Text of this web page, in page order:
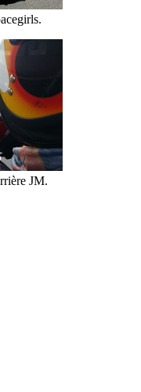
JM.